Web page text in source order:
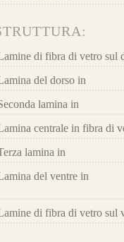
la
la
di fibra di vetro sul
del dorso in
lamina in
centrale in fibra di
lamina in
del ventre in
di fibra di vetro sul